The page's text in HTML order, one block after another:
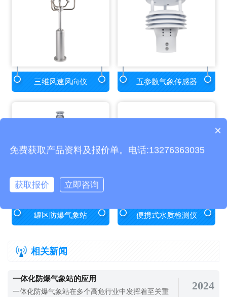
三维风速风向仪 五参数气象传感器
罐区防爆气象站 便携式水质检测仪
相关新闻
一体化防爆气象站的应用
一体化防爆气象站在多个高危行业中发挥着至关重
2024
产品包含安装吗？
×
免费获取产品资料及报价单。电话:13276363035
获取报价 立即咨询